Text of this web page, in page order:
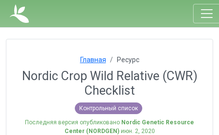
Главная Ресурс
Nordic Crop Wild Relative (CWR)
Checklist
Контрольный список
Последняя версия опубликовано Nordic Genetic Resource
Center (NORDGEN) июн. 2, 2020